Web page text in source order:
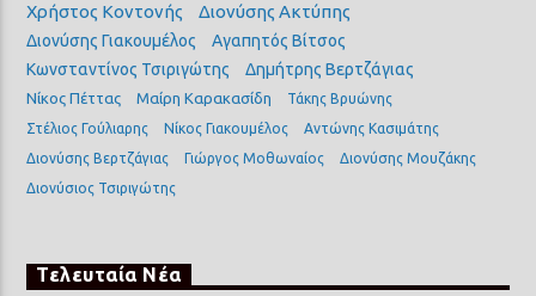
Χρήστος Κοντονής
Διονύσης Ακτύπης
Διονύσης Γιακουμέλος
Αγαπητός Βίτσος
Κωνσταντίνος Τσιριγώτης
Δημήτρης Βερτζάγιας
Νίκος Πέττας Μαίρη Καρακασίδη
Τάκης Βρυώνης
Στέλιος Γούλιαρης
Νίκος Γιακουμέλος
Αντώνης Κασιμάτης
Διονύσης Βερτζάγιας
Γιώργος Μοθωναίος
Διονύσης Μουζάκης
Διονύσιος Τσιριγώτης
Τελευταία Νέα